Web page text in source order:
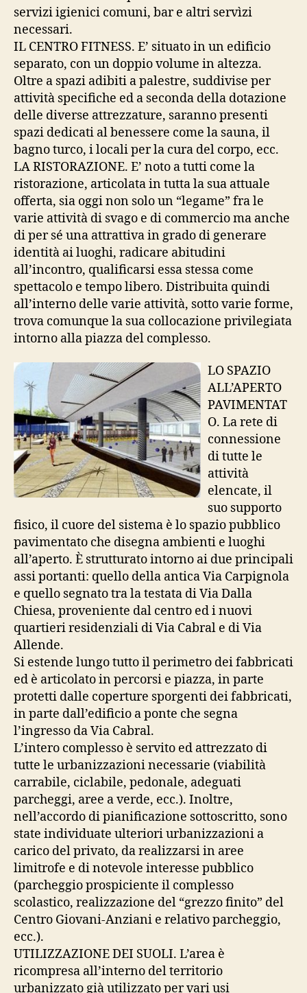
servizi igienici comuni, bar e altri servìzi
necessari.
IL CENTRO FITNESS. E’ situato in un edificio
separato, con un doppio volume in altezza.
Oltre a spazi adibiti a palestre, suddivise per
attività specifiche ed a seconda della dotazione
delle diverse attrezzature, saranno presenti
spazi dedicati al benessere come la sauna, il
bagno turco, i locali per la cura del corpo, ecc.
LA RISTORAZIONE. E’ noto a tutti come la
ristorazione, articolata in tutta la sua attuale
offerta, sia oggi non solo un “legame” fra le
varie attività di svago e di commercio ma anche
di per sé una attrattiva in grado di generare
identità ai luoghi, radicare abitudini
all’incontro, qualificarsi essa stessa come
spettacolo e tempo libero. Distribuita quindi
all’interno delle varie attività, sotto varie forme,
trova comunque la sua collocazione privilegiata
intorno alla piazza del complesso.
LO SPAZIO
ALL’APERTO
PAVIMENTAT
O. La rete di
connessione
di tutte le
attività
elencate, il
suo supporto
fisico, il cuore del sistema è lo spazio pubblico
pavimentato che disegna ambienti e luoghi
all’aperto. È strutturato intorno ai due principali
assi portanti: quello della antica Via Carpignola
e quello segnato tra la testata di Via Dalla
Chiesa, proveniente dal centro ed i nuovi
quartieri residenziali di Via Cabral e di Via
Allende.
Si estende lungo tutto il perimetro dei fabbricati
ed è articolato in percorsi e piazza, in parte
protetti dalle coperture sporgenti dei fabbricati,
in parte dall’edificio a ponte che segna
l’ingresso da Via Cabral.
L’intero complesso è servito ed attrezzato di
tutte le urbanizzazioni necessarie (viabilità
carrabile, ciclabile, pedonale, adeguati
parcheggi, aree a verde, ecc.). Inoltre,
nell’accordo di pianificazione sottoscritto, sono
state individuate ulteriori urbanizzazioni a
carico del privato, da realizzarsi in aree
limitrofe e di notevole interesse pubblico
(parcheggio prospiciente il complesso
scolastico, realizzazione del “grezzo finito” del
Centro Giovani-Anziani e relativo parcheggio,
ecc.).
UTILIZZAZIONE DEI SUOLI. L’area è
ricompresa all’interno del territorio
urbanizzato già utilizzato per vari usi